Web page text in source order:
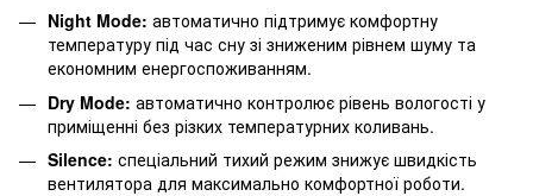
Night Mode: автоматично підтримує комфортну
температуру під час сну зі зниженим рівнем шуму та
економним енергоспоживанням.
Dry Mode: автоматично контролює рівень вологості у
приміщенні без різких температурних коливань.
Silence: спеціальний тихий режим знижує швидкість
вентилятора для максимально комфортної роботи.